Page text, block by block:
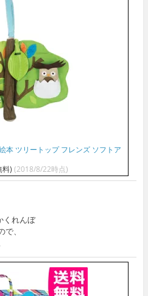
本 ツリートップ フレンズ ソフトア
料) (2018/8/22時点)
くれんぼ
、